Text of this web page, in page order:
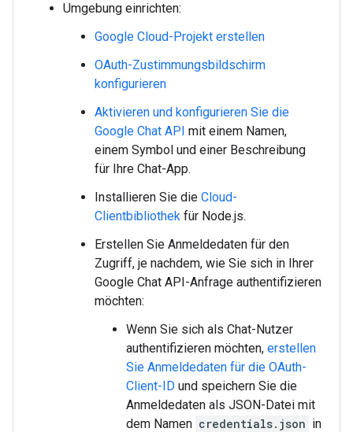
Umgebung einrichten:
Google Cloud-Projekt erstellen
OAuth-Zustimmungsbildschirm
konfigurieren
Aktivieren und konfigurieren Sie die
Google Chat API mit einem Namen,
einem Symbol und einer Beschreibung
für Ihre Chat-App.
Installieren Sie die Cloud-
Clientbibliothek für Node.js.
Erstellen Sie Anmeldedaten für den
Zugriff, je nachdem, wie Sie sich in Ihrer
Google Chat API-Anfrage authentifizieren
möchten:
Wenn Sie sich als Chat-Nutzer
authentifizieren möchten, erstellen
Sie Anmeldedaten für die OAuth-
Client-ID und speichern Sie die
Anmeldedaten als JSON-Datei mit
dem Namen credentials.json in